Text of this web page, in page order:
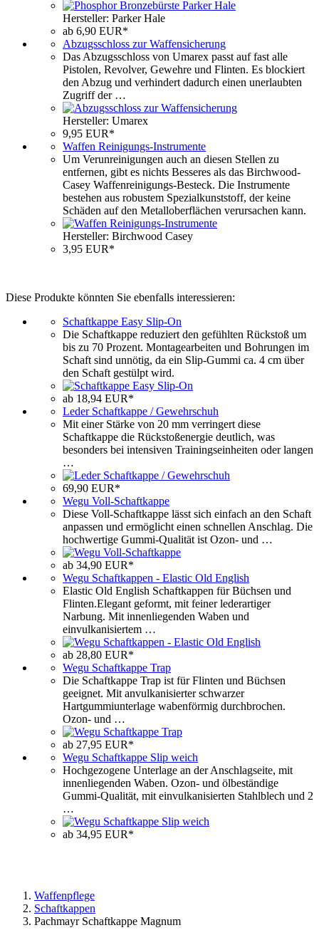
Hersteller: Parker Hale
ab 6,90 EUR*
Abzugsschloss zur Waffensicherung
Das Abzugsschloss von Umarex passt auf fast alle
Pistolen, Revolver, Gewehre und Flinten. Es blockiert
den Abzug und verhindert dadurch einen unerlaubten
Zugriff der …
Hersteller: Umarex
9,95 EUR*
Waffen Reinigungs-Instrumente
Um Verunreinigungen auch an diesen Stellen zu
entfernen, gibt es nichts Besseres als das Birchwood-
Casey Waffenreinigungs-Besteck. Die Instrumente
bestehen aus robustem Spezialkunststoff, der keine
Schäden auf den Metalloberflächen verursachen kann.
Hersteller: Birchwood Casey
3,95 EUR*
Diese Produkte könnten Sie ebenfalls interessieren:
Schaftkappe Easy Slip-On
Die Schaftkappe reduziert den gefühlten Rückstoß um
bis zu 70 Prozent. Montagearbeiten und Bohrungen im
Schaft sind unnötig, da ein Slip-Gummi ca. 4 cm über
den Schaft gestülpt wird.
ab 18,94 EUR*
Leder Schaftkappe / Gewehrschuh
Mit einer Stärke von 20 mm verringert diese
Schaftkappe die Rückstoßenergie deutlich, was
besonders bei intensiven Trainingseinheiten oder langen
…
69,90 EUR*
Wegu Voll-Schaftkappe
Diese Voll-Schaftkappe lässt sich einfach an den Schaft
anpassen und ermöglicht einen schnellen Anschlag. Die
hochwertige Gummi-Qualität ist Ozon- und …
ab 34,90 EUR*
Wegu Schaftkappen - Elastic Old English
Elastic Old English Schaftkappen für Büchsen und
Flinten.Elegant geformt, mit feiner lederartiger
Narbung. Mit innenliegenden Waben und
einvulkanisiertem …
ab 28,80 EUR*
Wegu Schaftkappe Trap
Die Schaftkappe Trap ist für Flinten und Büchsen
geeignet. Mit anvulkanisierter schwarzer
Hartgummiunterlage wabenförmig durchbrochen.
Ozon- und …
ab 27,95 EUR*
Wegu Schaftkappe Slip weich
Hochgezogene Unterlage an der Anschlagseite, mit
innenliegenden Waben. Ozon- und ölbeständige
Gummi-Qualität, mit einvulkanisierten Stahlblech und 2
…
ab 34,95 EUR*
Waffenpflege
Schaftkappen
Pachmayr Schaftkappe Magnum